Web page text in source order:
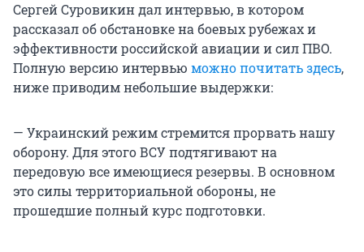
Сергей Суровикин дал интервью, в котором
рассказал об обстановке на боевых рубежах и
эффективности российской авиации и сил ПВО.
Полную версию интервью можно почитать здесь,
ниже приводим небольшие выдержки:
— Украинский режим стремится прорвать нашу
оборону. Для этого ВСУ подтягивают на
передовую все имеющиеся резервы. В основном
это силы территориальной обороны, не
прошедшие полный курс подготовки.